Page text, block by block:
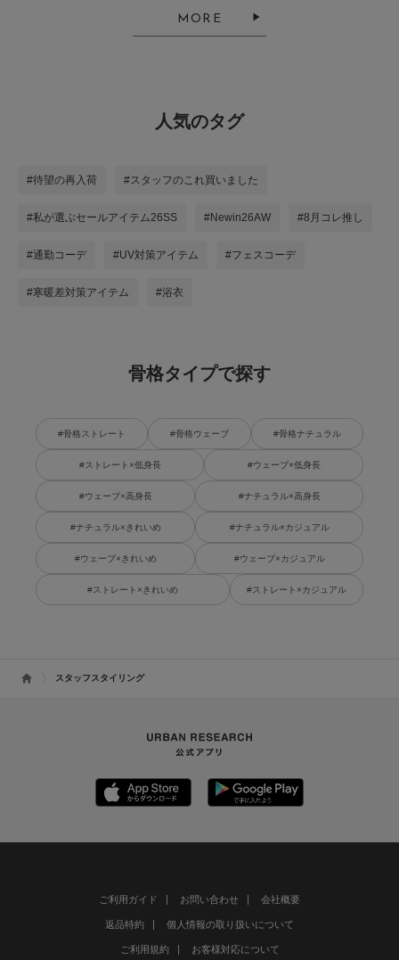
MORE
人気のタグ
#待望の再入荷 #スタッフのこれ買いました
#私が選ぶセールアイテム26SS #Newin26AW #8月コレ推し
#通勤コーデ #UV対策アイテム #フェスコーデ
#寒暖差対策アイテム #浴衣
骨格タイプで探す
#骨格ストレート #骨格ウェーブ #骨格ナチュラル
#ストレート×低身長 #ウェーブ×低身長
#ウェーブ×高身長 #ナチュラル×高身長
#ナチュラル×きれいめ #ナチュラル×カジュアル
#ウェーブ×きれいめ #ウェーブ×カジュアル
#ストレート×きれいめ #ストレート×カジュアル
スタッフスタイリング
ご利用ガイド お問い合わせ 会社概要
返品特約 個人情報の取り扱いについて
ご利用規約 お客様対応について